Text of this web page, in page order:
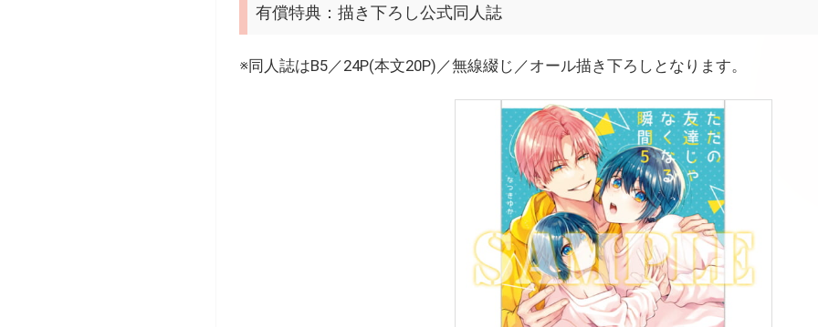
有償特典：描き下ろし公式同人誌
※同人誌はB5／24P(本文20P)／無線綴じ／オール描き下ろしとなります。